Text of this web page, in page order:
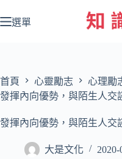
至
容
選單
首頁 心靈勵志
心理勵
發揮內向優勢，與陌生人交
發揮內向優勢，與陌生人交
大是文化 2020-